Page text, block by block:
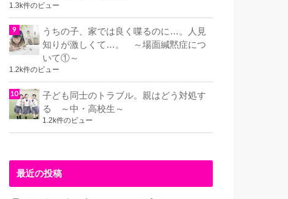
1.3k件のビュー
うちの子、家では良く喋るのに…。人見
知りが激しくて…。 ～場面緘黙症につ
いて①～
1.2k件のビュー
子ども同士のトラブル。親はどう対処す
る ～中・高校生～
1.2k件のビュー
最近の投稿